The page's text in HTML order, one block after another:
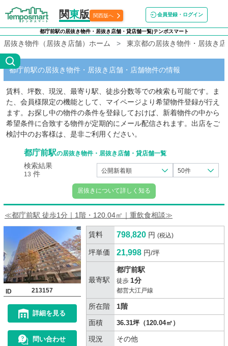
関東版 関西版へ 会員登録・ログイン
都庁前駅の居抜き物件・居抜き店舗・貸店舗一覧|テンポスマート
居抜き物件（居抜き店舗）ホーム 東京都の居抜き物件・居抜き
都庁前駅の居抜き物件・居抜き店舗・店舗物件の情報
賃料、坪数、現況、最寄り駅、徒歩分数等での検索も可能です。ま
た、会員様限定の機能として、マイページより希望物件登録が行え
ます。お探し中の物件の条件を登録しておけば、新着物件の中から
希望条件に合致する物件が定期的にメール配信されます。出店をご
検討中のお客様は、是非ご利用ください。
都庁前駅の居抜き物件・居抜き店舗・貸店舗一覧
検索結果
13 件 公開新着順 50件
居抜きについて詳しく知る
≪都庁前駅 徒歩1分｜1階・120.04㎡｜重飲食相談≫
ID 213157
詳細を見る
問い合わせ
賃料 798,820 円 (税込)
坪単価 21,998 円/坪
最寄駅
都庁前駅
徒歩 1分
都営大江戸線
所在階
1階
面積
36.31坪（120.04㎡）
現況 その他